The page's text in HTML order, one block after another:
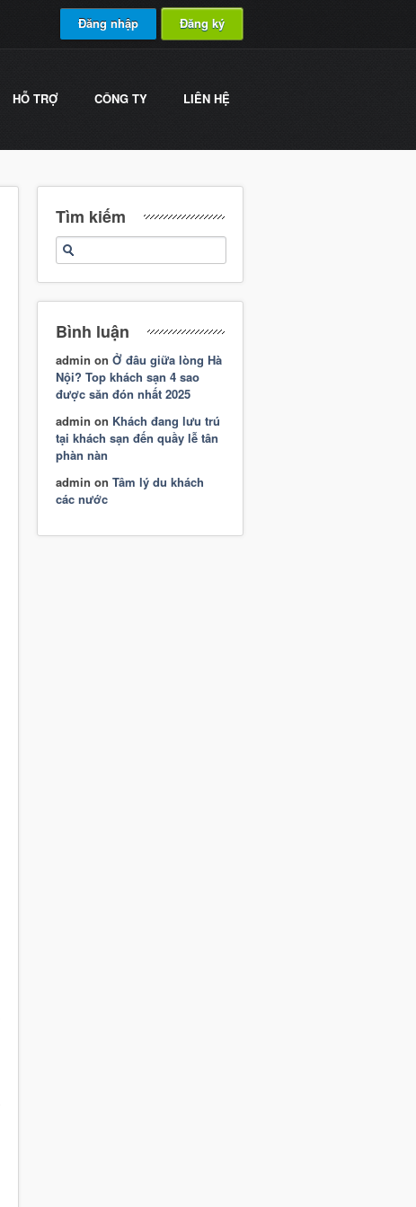
Đăng nhập Đăng ký
HỖ TRỢ CÔNG TY LIÊN HỆ
Tìm kiếm
Bình luận
admin on Ở đâu giữa lòng Hà
Nội? Top khách sạn 4 sao
được săn đón nhất 2025
admin on Khách đang lưu trú
tại khách sạn đến quầy lễ tân
phàn nàn
admin on Tâm lý du khách
các nước